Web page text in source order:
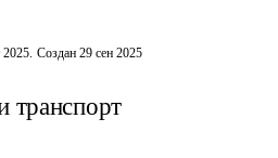
2025. Создан 29 сен 2025